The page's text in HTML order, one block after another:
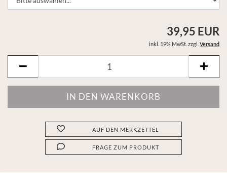
39,95 EUR
inkl. 19% MwSt. zzgl. Versand
AUF DEN MERKZETTEL
FRAGE ZUM PRODUKT